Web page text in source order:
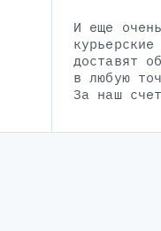
И еще
доставят
в любую
За наш